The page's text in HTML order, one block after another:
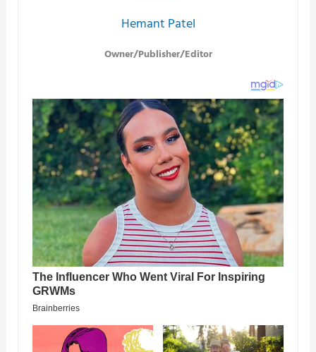
Hemant Patel
Owner/Publisher/Editor